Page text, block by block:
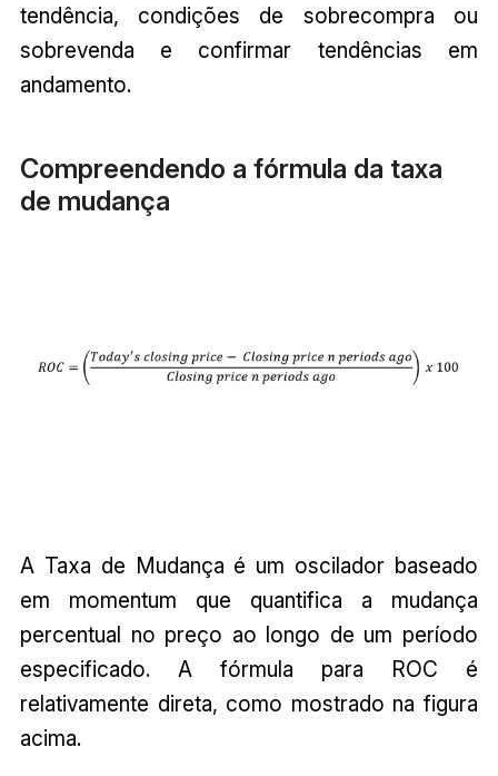
tendência, condições de sobrecompra ou
sobrevenda e confirmar tendências em
andamento.
Compreendendo a fórmula da taxa
de mudança
A Taxa de Mudança é um oscilador baseado
em momentum que quantifica a mudança
percentual no preço ao longo de um período
especificado. A fórmula para ROC é
relativamente direta, como mostrado na figura
acima.